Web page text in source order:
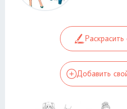
Добавить